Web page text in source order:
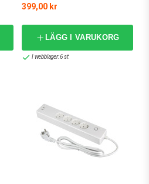
399,00 kr
LÄGG I VARUKORG
I webblager: 6 st